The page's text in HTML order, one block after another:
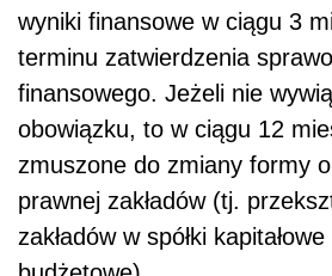
wyniki finansowe w ciągu 3
terminu zatwierdzenia
finansowego. Jeżeli nie
obowiązku, to w ciągu 12
zmuszone do zmiany formy
prawnej zakładów (tj.
zakładów w spółki